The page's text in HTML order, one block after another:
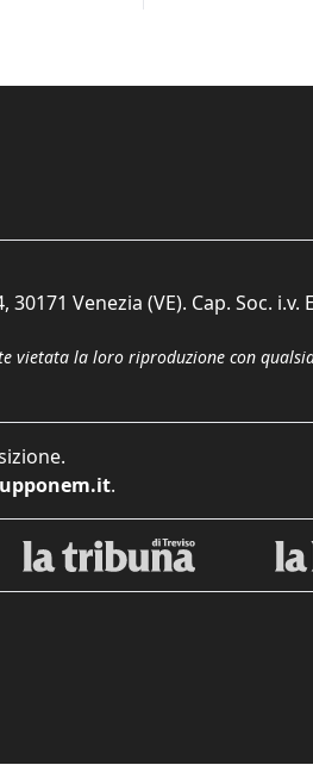
Venezia (VE). Cap. Soc. i.v.
vietata la loro riproduzione con
.